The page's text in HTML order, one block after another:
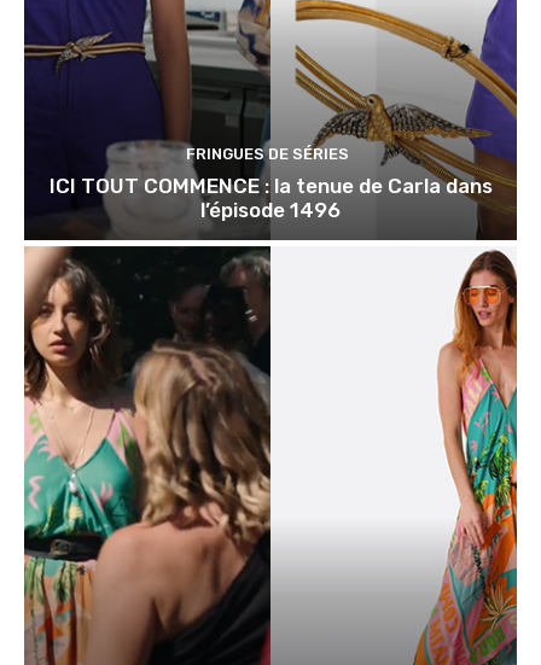
FRINGUES DE SÉRIES
ICI TOUT COMMENCE : la tenue de Carla dans
l’épisode 1496